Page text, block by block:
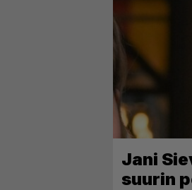
Jani
suurin